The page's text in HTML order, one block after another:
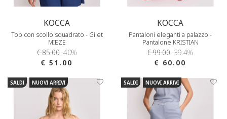
KOCCA
Top con scollo squadrato - Gilet
MIEZE
€ 85.00-40%
€ 51.00
KOCCA
Pantaloni eleganti a palazzo -
Pantalone KRISTIAN
€ 99.00-39.4%
€ 60.00
SALDI NUOVI ARRIVI SALDI NUOVI ARRIVI